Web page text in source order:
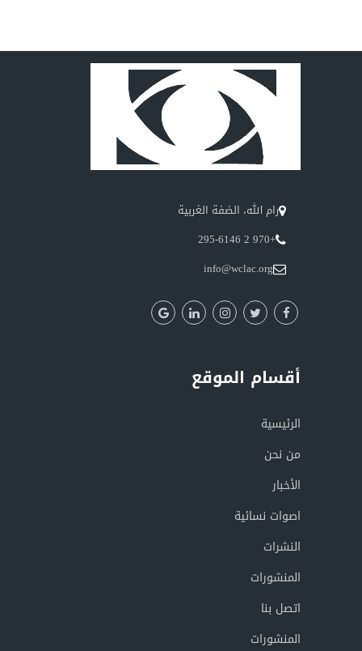
رام الله، الضفة الغربية
+970 2 295-6146
info@wclac.org
أقسام الموقع
الرئيسية
من نحن
الأخبار
اصوات نسائية
النشرات
المنشورات
اتصل بنا
المنشورات